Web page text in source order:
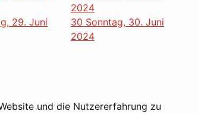
2024
29. Juni
30 Sonntag, 30. Juni
2024
und die Nutzererfahrung zu